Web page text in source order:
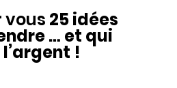
vous 25 idées
… et qui
!